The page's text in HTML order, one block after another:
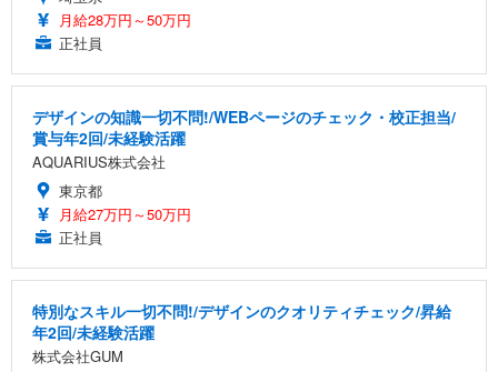
月給28万円～50万円
正社員
デザインの知識一切不問!/WEBページのチェック・校正担当/
賞与年2回/未経験活躍
AQUARIUS株式会社
東京都
月給27万円～50万円
正社員
特別なスキル一切不問!/デザインのクオリティチェック/昇給
年2回/未経験活躍
株式会社GUM